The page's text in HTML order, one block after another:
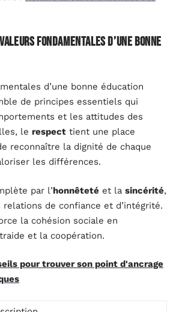
fondamentales d’une bonne
d’une bonne éducation
de principes essentiels qui
et les attitudes des
le respect tient une place
reconnaître la dignité de chaque
les différences.
par l’honnêteté et la sincérité,
de confiance et d’intégrité.
la cohésion sociale en
et la coopération.
pour trouver son point d'ancrage